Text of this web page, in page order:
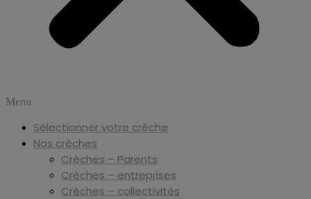
Menu
Sélectionner votre crèche
Nos crèches
Crèches – Parents
Crèches – entreprises
Crèches – collectivités